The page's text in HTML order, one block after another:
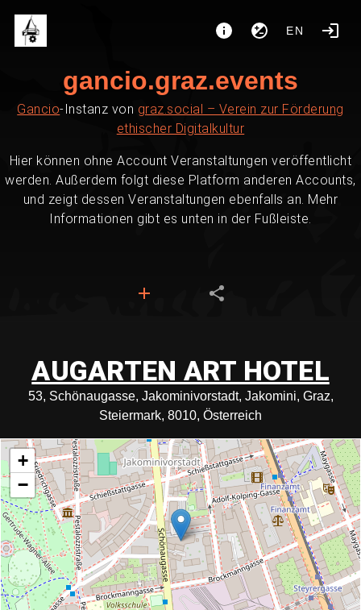
EN
gancio.graz.events
Gancio-Instanz von graz.social – Verein zur Förderung
ethischer Digitalkultur
Hier können ohne Account Veranstaltungen veröffentlicht
werden. Außerdem folgt diese Platform anderen Accounts,
und zeigt dessen Veranstaltungen ebenfalls an. Mehr
Informationen gibt es unten in der Fußleiste.
AUGARTEN ART HOTEL
53, Schönaugasse, Jakominivorstadt, Jakomini, Graz,
Steiermark, 8010, Österreich
+
−